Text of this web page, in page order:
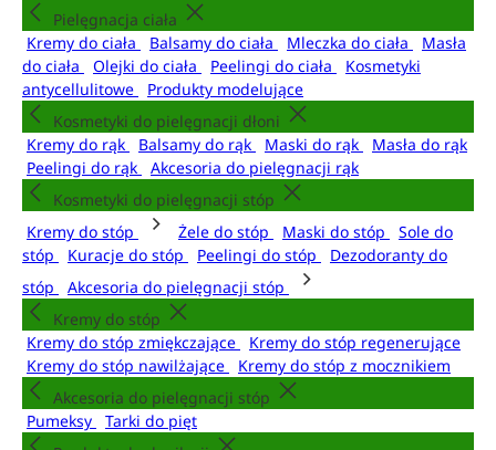
Pielęgnacja ciała
Kremy do ciała
Balsamy do ciała Mleczka do ciała
Masła
do ciała
Olejki do ciała Peelingi do ciała
Kosmetyki
antycellulitowe
Produkty modelujące
Kosmetyki do pielęgnacji dłoni
Kremy do rąk
Balsamy do rąk Maski do rąk
Masła do rąk
Peelingi do rąk
Akcesoria do pielęgnacji rąk
Kosmetyki do pielęgnacji stóp
Kremy do stóp
Żele do stóp Maski do stóp
Sole do
stóp
Kuracje do stóp Peelingi do stóp
Dezodoranty do
stóp
Akcesoria do pielęgnacji stóp
Kremy do stóp
Kremy do stóp zmiękczające
Kremy do stóp regenerujące
Kremy do stóp nawilżające
Kremy do stóp z mocznikiem
Akcesoria do pielęgnacji stóp
Pumeksy
Tarki do pięt